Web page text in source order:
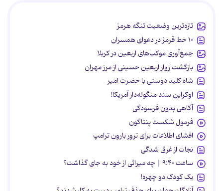
تازه‌ترین وضعیت تنگه هرمز
۱۰ خط قرمز در دعوای همسران
جمع‌آوری موکب‌های اربعین در کربلا
بازگشت زوار اربعین حسینی از مرز مهران
شاه کلید دوستی با حضرت امیر
اوکراین سند منگوله‌دار آمریکا!
آگاهی بدون فرسودگی
فرمول شکست پنتاگون
افشای اطلاعات برای ترور بارون ترامپ
نجات از غرق شدگی
ساعت ۹:۴۰ | چه میراثی از خود به جای گذاشت؟
یک کودک دو چهره!